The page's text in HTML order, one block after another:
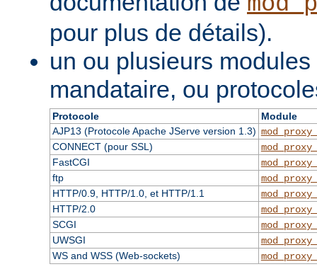
pour plus de détails).
un ou plusieurs
mandataire, ou
Protocole
Module
AJP13 (Protocole Apache JServe version 1.3)
CONNECT (pour SSL)
FastCGI
ftp
HTTP/0.9, HTTP/1.0, et HTTP/1.1
HTTP/2.0
SCGI
UWSGI
WS and WSS (Web-sockets)